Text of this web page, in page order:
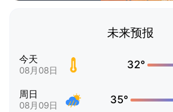
未来预报
今天
08月08日 32°
周日
08月09日 35°